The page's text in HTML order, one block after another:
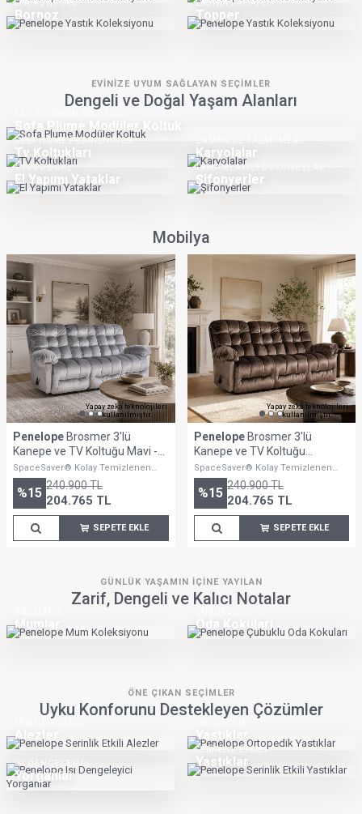
COOL SLEEP DINLENDIRICI DESTEK
DENGELI SICAKLIK
Yorgan
KONFORLU UYKULAR
Nevresim
Havlu
İPEKSI YUMUŞAKLIK
Yastık Kılıfı
ZAMANSIZ ŞIKLIK
Yatak Örtüsü
Bornoz Topper
EVINIZE UYUM SAĞLAYAN SEÇIMLER
Dengeli ve Doğal Yaşam Alanları
Sofa Plume Modüler Koltuk
Tv Koltukları
ZAMANSIZ TASARIMLAR
Karyolalar
%100 DOĞAL